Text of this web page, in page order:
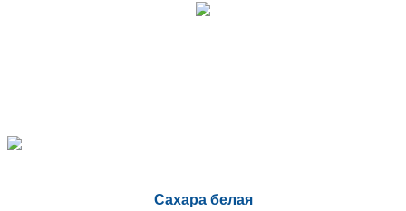
Сахара белая